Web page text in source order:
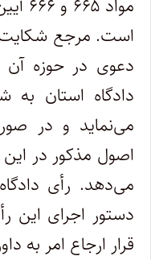
است. مرجع شکایت
دعوی در حوزه
دادگاه استان به
می‌نماید و در
اصول مذکور‌ در
می‌دهد. رأی
دستور اجرای این
قرار ارجاع امر به‌